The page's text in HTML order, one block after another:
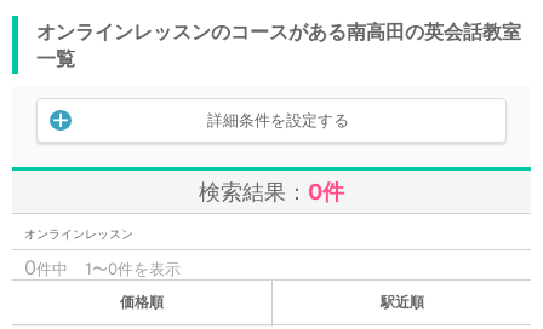
オンラインレッスンのコースがある南高田の英会話教室
一覧
詳細条件を設定する
検索結果： 0件
オンラインレッスン
0件中 1〜0件を表示
価格順 駅近順